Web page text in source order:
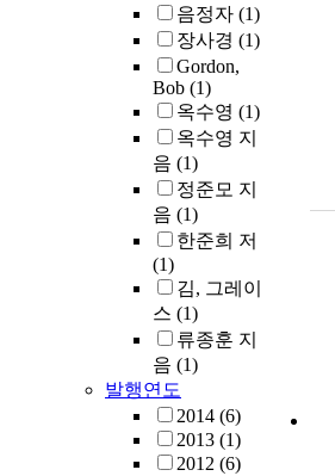
음정자 (1)
장사경 (1)
Gordon,
Bob (1)
옥수영 (1)
옥수영 지
음 (1)
정준모 지
음 (1)
한준희 저
(1)
김, 그레이
스 (1)
류종훈 지
음 (1)
발행연도
2014 (6)
2013 (1)
2012 (6)